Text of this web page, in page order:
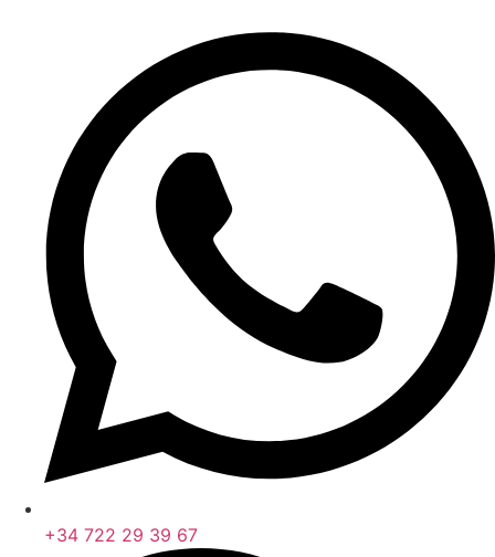
+34 722 29 39 67